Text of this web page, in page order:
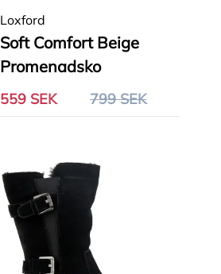
Loxford
Soft Comfort Beige
Promenadsko
559 SEK 799 SEK